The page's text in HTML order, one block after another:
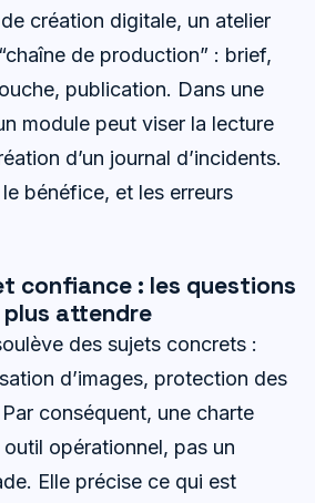
création digitale, un atelier
de production” : brief,
publication. Dans une
module peut viser la lecture
d’un journal d’incidents.
bénéfice, et les erreurs
confiance : les questions
attendre
des sujets concrets :
d’images, protection des
conséquent, une charte
opérationnel, pas un
Elle précise ce qui est